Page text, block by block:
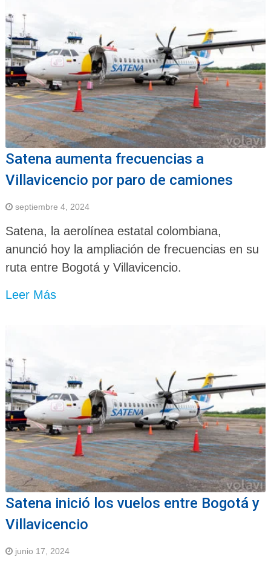
Satena aumenta frecuencias a
Villavicencio por paro de camiones
septiembre 4, 2024
Satena, la aerolínea estatal colombiana,
anunció hoy la ampliación de frecuencias en su
ruta entre Bogotá y Villavicencio.
Leer Más
Satena inició los vuelos entre Bogotá y
Villavicencio
junio 17, 2024